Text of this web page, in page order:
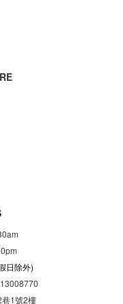
日除外)
1號2樓